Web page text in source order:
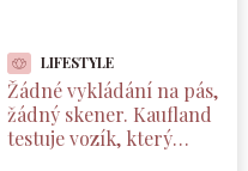
LIFESTYLE
Žádné vykládání na pás,
žádný skener. Kaufland
testuje vozík, který